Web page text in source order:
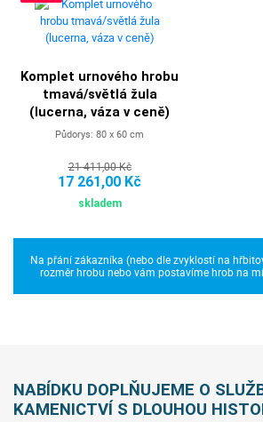
Komplet urnového hrobu
tmavá/světlá žula
(lucerna, váza v ceně)
Půdorys: 80 x 60 cm
21 411,00 Kč
17 261,00 Kč
skladem
Na přání zákazníka (nebo dle zvyklostí na
rozměr hrobu nebo vám postavíme hrob na
NABÍDKU DOPLŇUJEME O
KAMENICTVÍ S DLOUHOU